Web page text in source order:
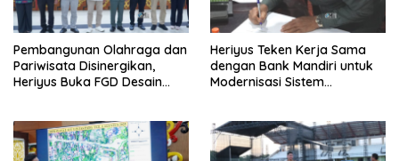
Pembangunan Olahraga dan
Pariwisata Disinergikan,
Heriyus Buka FGD Desain
Heriyus Teken Kerja Sama
dengan Bank Mandiri untuk
Modernisasi Sistem